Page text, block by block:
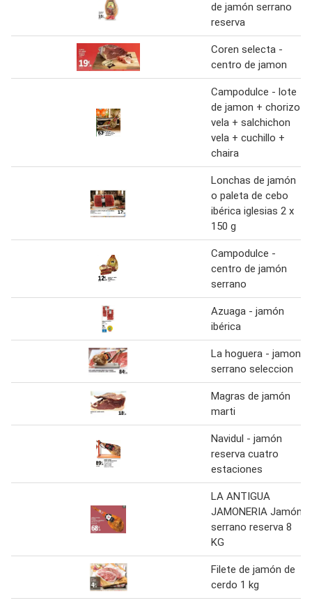
de jamón serrano
reserva
Coren selecta -
centro de jamon
Campodulce - lote
de jamon + chorizo
vela + salchichon
vela + cuchillo +
chaira
Lonchas de jamón
o paleta de cebo
ibérica iglesias 2 x
150 g
Campodulce -
centro de jamón
serrano
Azuaga - jamón
ibérica
La hoguera - jamon
serrano seleccion
Magras de jamón
marti
Navidul - jamón
reserva cuatro
estaciones
LA ANTIGUA
JAMONERIA Jamón
serrano reserva 8
KG
Filete de jamón de
cerdo 1 kg